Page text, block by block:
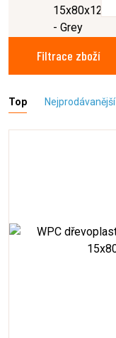
Filtrace zboží
Top Nejprodávanější